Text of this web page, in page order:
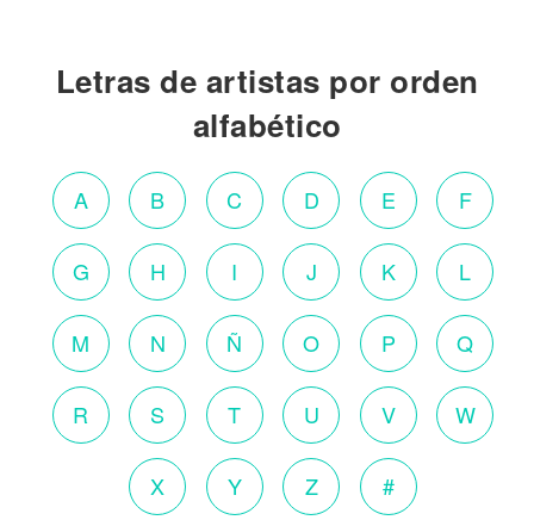
Letras de artistas por orden
alfabético
A B C D E F
G H I J K L
M N Ñ O P Q
R S T U V W
X Y Z #